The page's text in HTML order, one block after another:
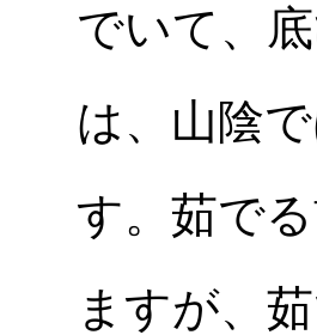
でいて、
は、山陰
す。茹で
ますが、